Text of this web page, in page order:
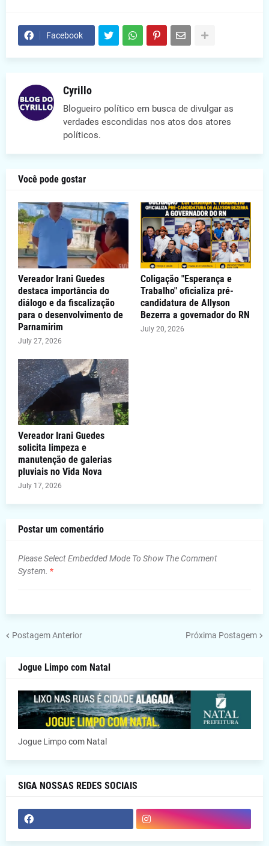
Facebook
Cyrillo
Blogueiro político em busca de divulgar as
verdades escondidas nos atos dos atores
políticos.
Você pode gostar
Vereador Irani Guedes
destaca importância do
diálogo e da fiscalização
para o desenvolvimento de
Parnamirim
July 27, 2026
Coligação "Esperança e
Trabalho" oficializa pré-
candidatura de Allyson
Bezerra a governador do RN
July 20, 2026
Vereador Irani Guedes
solicita limpeza e
manutenção de galerias
pluviais no Vida Nova
July 17, 2026
Postar um comentário
Please Select Embedded Mode To Show The Comment
System. *
Postagem Anterior Próxima Postagem
Jogue Limpo com Natal
Jogue Limpo com Natal
SIGA NOSSAS REDES SOCIAIS